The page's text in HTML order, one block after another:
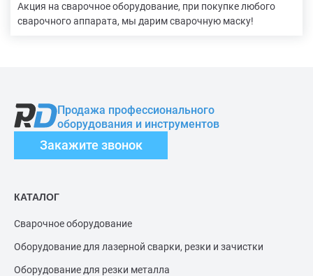
Акция на сварочное оборудование, при покупке любого
сварочного аппарата, мы дарим сварочную маску!
Продажа профессионального
оборудования и инструментов
Закажите звонок
КАТАЛОГ
Сварочное оборудование
Оборудование для лазерной сварки, резки и зачистки
Оборудование для резки металла